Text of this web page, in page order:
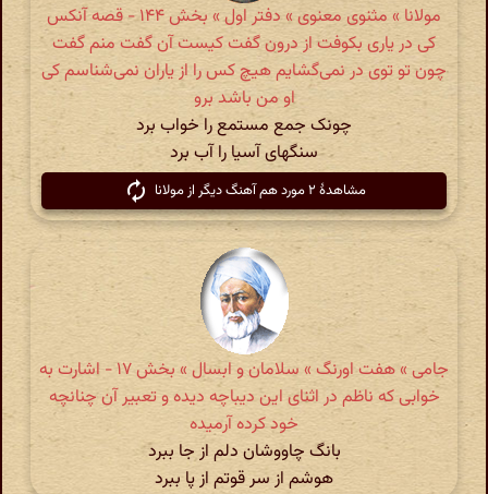
مولانا » مثنوی معنوی » دفتر اول » بخش ۱۴۴ - قصه آنکس
کی در یاری بکوفت از درون گفت کیست آن گفت منم گفت
چون تو توی در نمی‌گشایم هیچ کس را از یاران نمی‌شناسم کی
او من باشد برو
چونک جمع مستمع را خواب برد
سنگهای آسیا را آب برد
مشاهدهٔ ۲ مورد هم آهنگ دیگر از مولانا
جامی » هفت اورنگ » سلامان و ابسال » بخش ۱۷ - اشارت به
خوابی که ناظم در اثنای این دیباچه دیده و تعبیر آن چنانچه
خود کرده آرمیده
بانگ چاووشان دلم از جا ببرد
هوشم از سر قوتم از پا ببرد